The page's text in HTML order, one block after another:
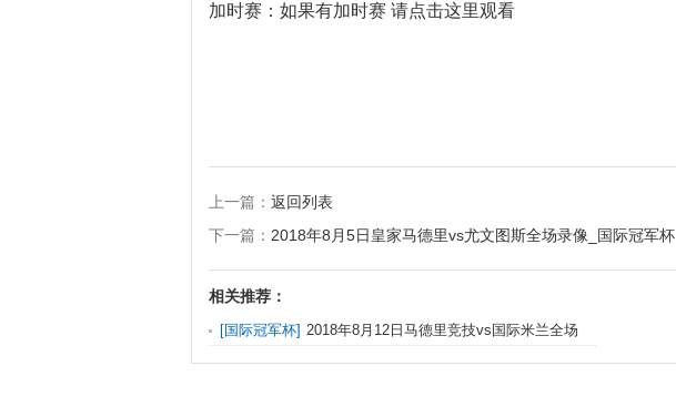
加时赛： 如果有加时赛 请点击这里观看
上一篇： 返回列表
下一篇： 2018年8月5日皇家马德里vs尤文图斯全场录像_国际冠军杯
相关推荐：
[国际冠军杯] 2018年8月12日马德里竞技vs国际米兰全场
录像_国际冠军杯欧洲赛区